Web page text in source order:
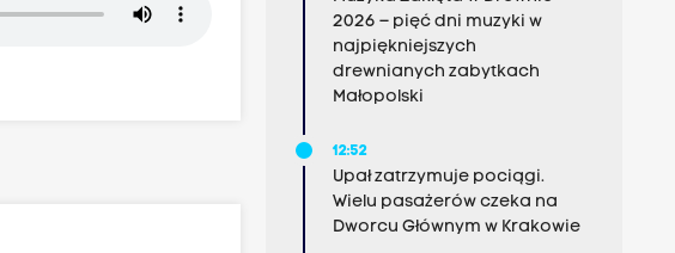
2026 – pięć dni muzyki w
najpiękniejszych
drewnianych zabytkach
Małopolski
12:52
Upał zatrzymuje pociągi.
Wielu pasażerów czeka na
Dworcu Głównym w Krakowie